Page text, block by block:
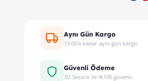
Aynı Gün Kargo
15:00'a kadar aynı gün kargo.
Güvenli Ödeme
3D Secure ile %100 güvenli.